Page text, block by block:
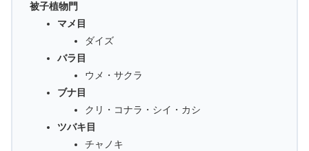
被子植物門
マメ目
ダイズ
バラ目
ウメ・サクラ
ブナ目
クリ・コナラ・シイ・カシ
ツバキ目
チャノキ